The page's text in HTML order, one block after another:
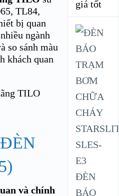
TL84,
bị quan
ngành
so sánh màu
khách quan
và chính
giá tốt
ĐÈN
BÁO